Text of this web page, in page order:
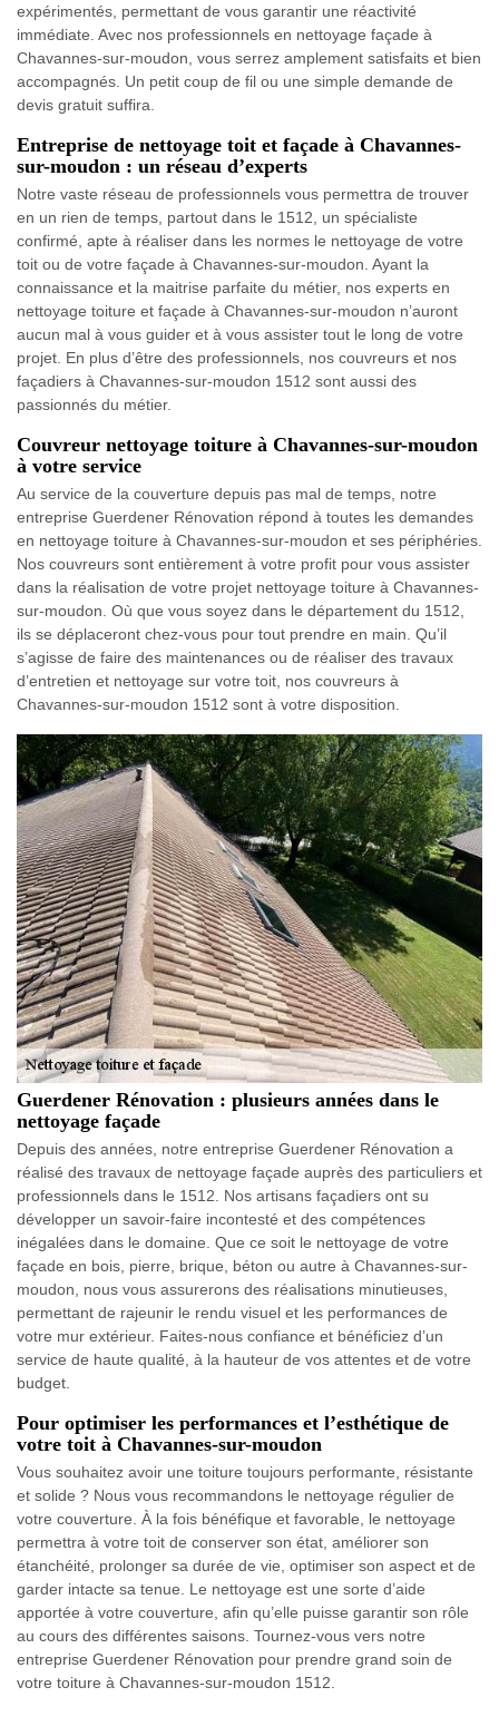
expérimentés, permettant de vous garantir une réactivité
immédiate. Avec nos professionnels en nettoyage façade à
Chavannes-sur-moudon, vous serrez amplement satisfaits et bien
accompagnés. Un petit coup de fil ou une simple demande de
devis gratuit suffira.
Entreprise de nettoyage toit et façade à Chavannes-
sur-moudon : un réseau d’experts
Notre vaste réseau de professionnels vous permettra de trouver
en un rien de temps, partout dans le 1512, un spécialiste
confirmé, apte à réaliser dans les normes le nettoyage de votre
toit ou de votre façade à Chavannes-sur-moudon. Ayant la
connaissance et la maitrise parfaite du métier, nos experts en
nettoyage toiture et façade à Chavannes-sur-moudon n’auront
aucun mal à vous guider et à vous assister tout le long de votre
projet. En plus d’être des professionnels, nos couvreurs et nos
façadiers à Chavannes-sur-moudon 1512 sont aussi des
passionnés du métier.
Couvreur nettoyage toiture à Chavannes-sur-moudon
à votre service
Au service de la couverture depuis pas mal de temps, notre
entreprise Guerdener Rénovation répond à toutes les demandes
en nettoyage toiture à Chavannes-sur-moudon et ses périphéries.
Nos couvreurs sont entièrement à votre profit pour vous assister
dans la réalisation de votre projet nettoyage toiture à Chavannes-
sur-moudon. Où que vous soyez dans le département du 1512,
ils se déplaceront chez-vous pour tout prendre en main. Qu’il
s’agisse de faire des maintenances ou de réaliser des travaux
d’entretien et nettoyage sur votre toit, nos couvreurs à
Chavannes-sur-moudon 1512 sont à votre disposition.
Guerdener Rénovation : plusieurs années dans le
nettoyage façade
Depuis des années, notre entreprise Guerdener Rénovation a
réalisé des travaux de nettoyage façade auprès des particuliers et
professionnels dans le 1512. Nos artisans façadiers ont su
développer un savoir-faire incontesté et des compétences
inégalées dans le domaine. Que ce soit le nettoyage de votre
façade en bois, pierre, brique, béton ou autre à Chavannes-sur-
moudon, nous vous assurerons des réalisations minutieuses,
permettant de rajeunir le rendu visuel et les performances de
votre mur extérieur. Faites-nous confiance et bénéficiez d’un
service de haute qualité, à la hauteur de vos attentes et de votre
budget.
Pour optimiser les performances et l’esthétique de
votre toit à Chavannes-sur-moudon
Vous souhaitez avoir une toiture toujours performante, résistante
et solide ? Nous vous recommandons le nettoyage régulier de
votre couverture. À la fois bénéfique et favorable, le nettoyage
permettra à votre toit de conserver son état, améliorer son
étanchéité, prolonger sa durée de vie, optimiser son aspect et de
garder intacte sa tenue. Le nettoyage est une sorte d’aide
apportée à votre couverture, afin qu’elle puisse garantir son rôle
au cours des différentes saisons. Tournez-vous vers notre
entreprise Guerdener Rénovation pour prendre grand soin de
votre toiture à Chavannes-sur-moudon 1512.